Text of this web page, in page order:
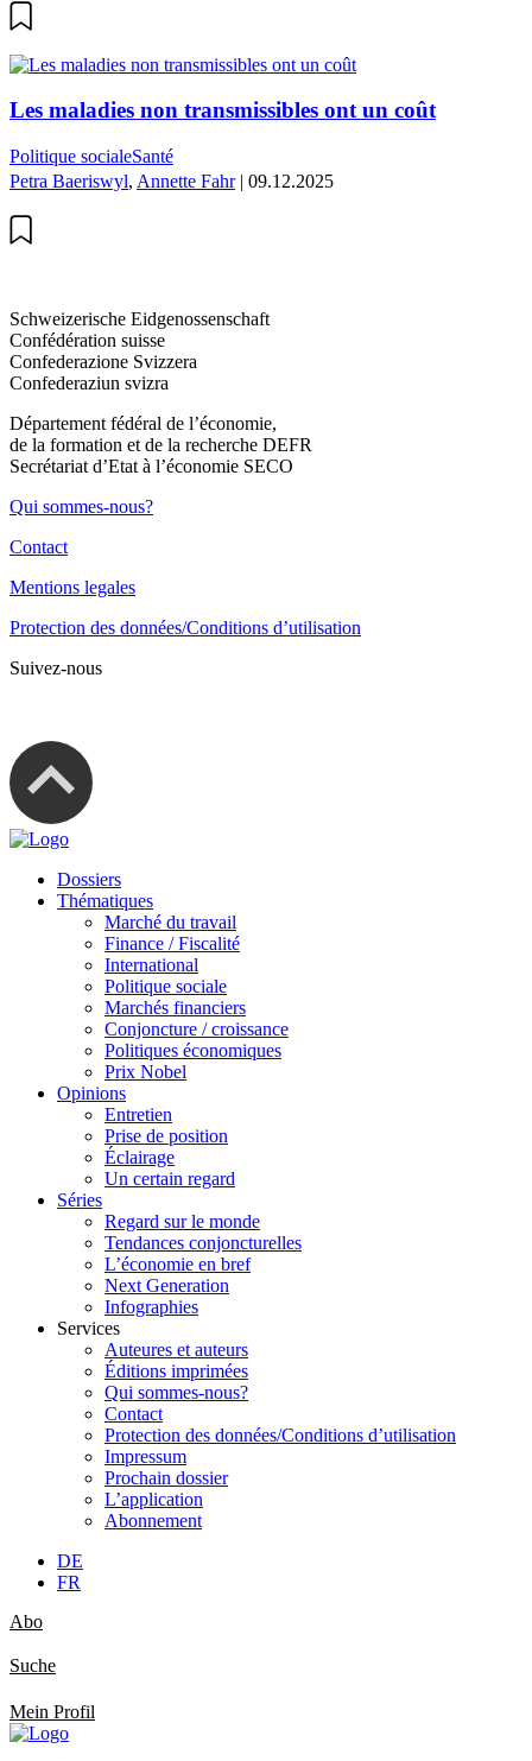
Les maladies non transmissibles ont un coût
Politique socialeSanté
Petra Baeriswyl, Annette Fahr| 09.12.2025
Schweizerische Eidgenossenschaft
Confédération suisse
Confederazione Svizzera
Confederaziun svizra
Département fédéral de l’économie,
de la formation et de la recherche DEFR
Secrétariat d’Etat à l’économie SECO
Qui sommes-nous?
Contact
Mentions legales
Protection des données/Conditions d’utilisation
Suivez-nous
Dossiers
Thématiques
Marché du travail
Finance / Fiscalité
International
Politique sociale
Marchés financiers
Conjoncture / croissance
Politiques économiques
Prix Nobel
Opinions
Entretien
Prise de position
Éclairage
Un certain regard
Séries
Regard sur le monde
Tendances conjoncturelles
L’économie en bref
Next Generation
Infographies
Services
Auteures et auteurs
Éditions imprimées
Qui sommes-nous?
Contact
Protection des données/Conditions d’utilisation
Impressum
Prochain dossier
L’application
Abonnement
DE
FR
Abo
Suche
Mein Profil